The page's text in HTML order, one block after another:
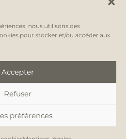
nous utilisons des
pour stocker et/ou accéder aux
Accepter
Refuser
préférences
À BLOIS - © 2026 CL CLASSIC